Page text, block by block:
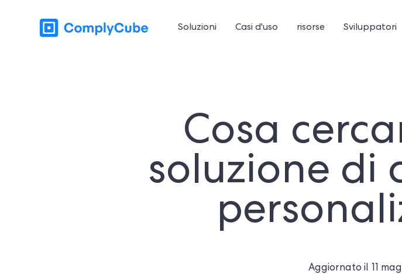
Soluzioni Casi d'uso risorse Sviluppatori
Cosa
soluzione di
Aggiornato il 11